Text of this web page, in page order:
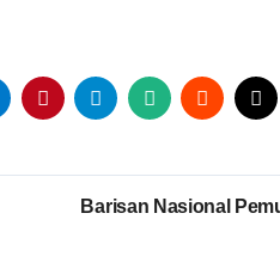
Barisan Nasional